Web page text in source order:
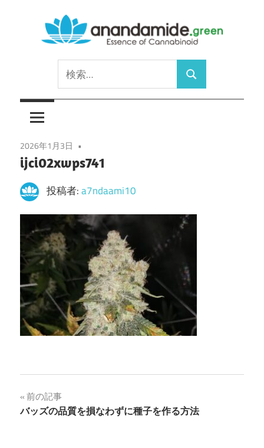
ッ
プ
anandamide.green
Cannabinoid
索:
検
索
2026年1月3日
ijci02xwps741
投稿者:a7ndaami10
投
稿
前の記事
バッズの品質を損なわずに種子を作る方法